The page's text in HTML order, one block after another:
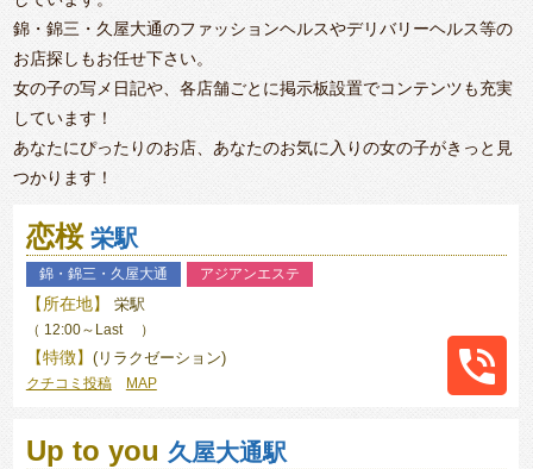
錦・錦三・久屋大通のファッションヘルスやデリバリーヘルス等の
お店探しもお任せ下さい。
女の子の写メ日記や、各店舗ごとに掲示板設置でコンテンツも充実
しています！
あなたにぴったりのお店、あなたのお気に入りの女の子がきっと見
つかります！
恋桜栄駅
錦・錦三・久屋大通 アジアンエステ
【所在地】 栄駅
（ 12:00～Last ）
【特徴】 (リラクゼーション)
クチコミ投稿 MAP
090-
Up to you 久屋大通駅